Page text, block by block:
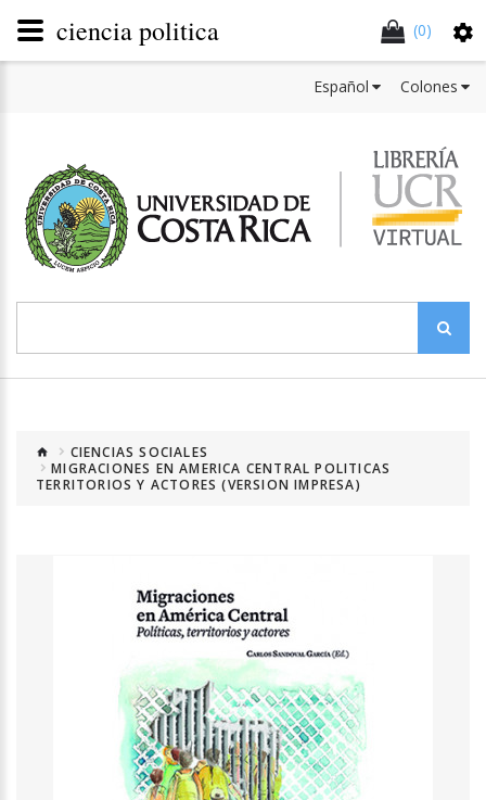
(0)
Colones
Español
CIENCIAS SOCIALES
MIGRACIONES EN AMERICA CENTRAL POLITICAS
TERRITORIOS Y ACTORES (VERSION IMPRESA)
ciencia politica